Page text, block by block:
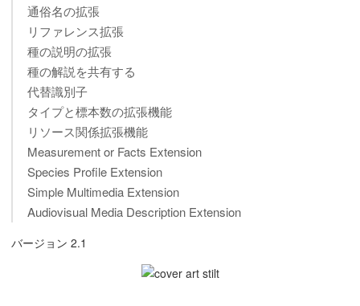
通俗名の拡張
リファレンス拡張
種の説明の拡張
種の解説を共有する
代替識別子
タイプと標本数の拡張機能
リソース関係拡張機能
Measurement or Facts Extension
Species Profile Extension
Simple Multimedia Extension
Audiovisual Media Description Extension
バージョン 2.1